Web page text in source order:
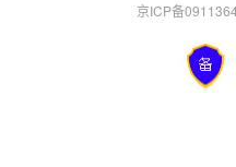
京ICP备